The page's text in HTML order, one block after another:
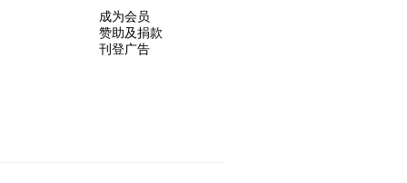
成为会员
赞助及捐款
刊登广告